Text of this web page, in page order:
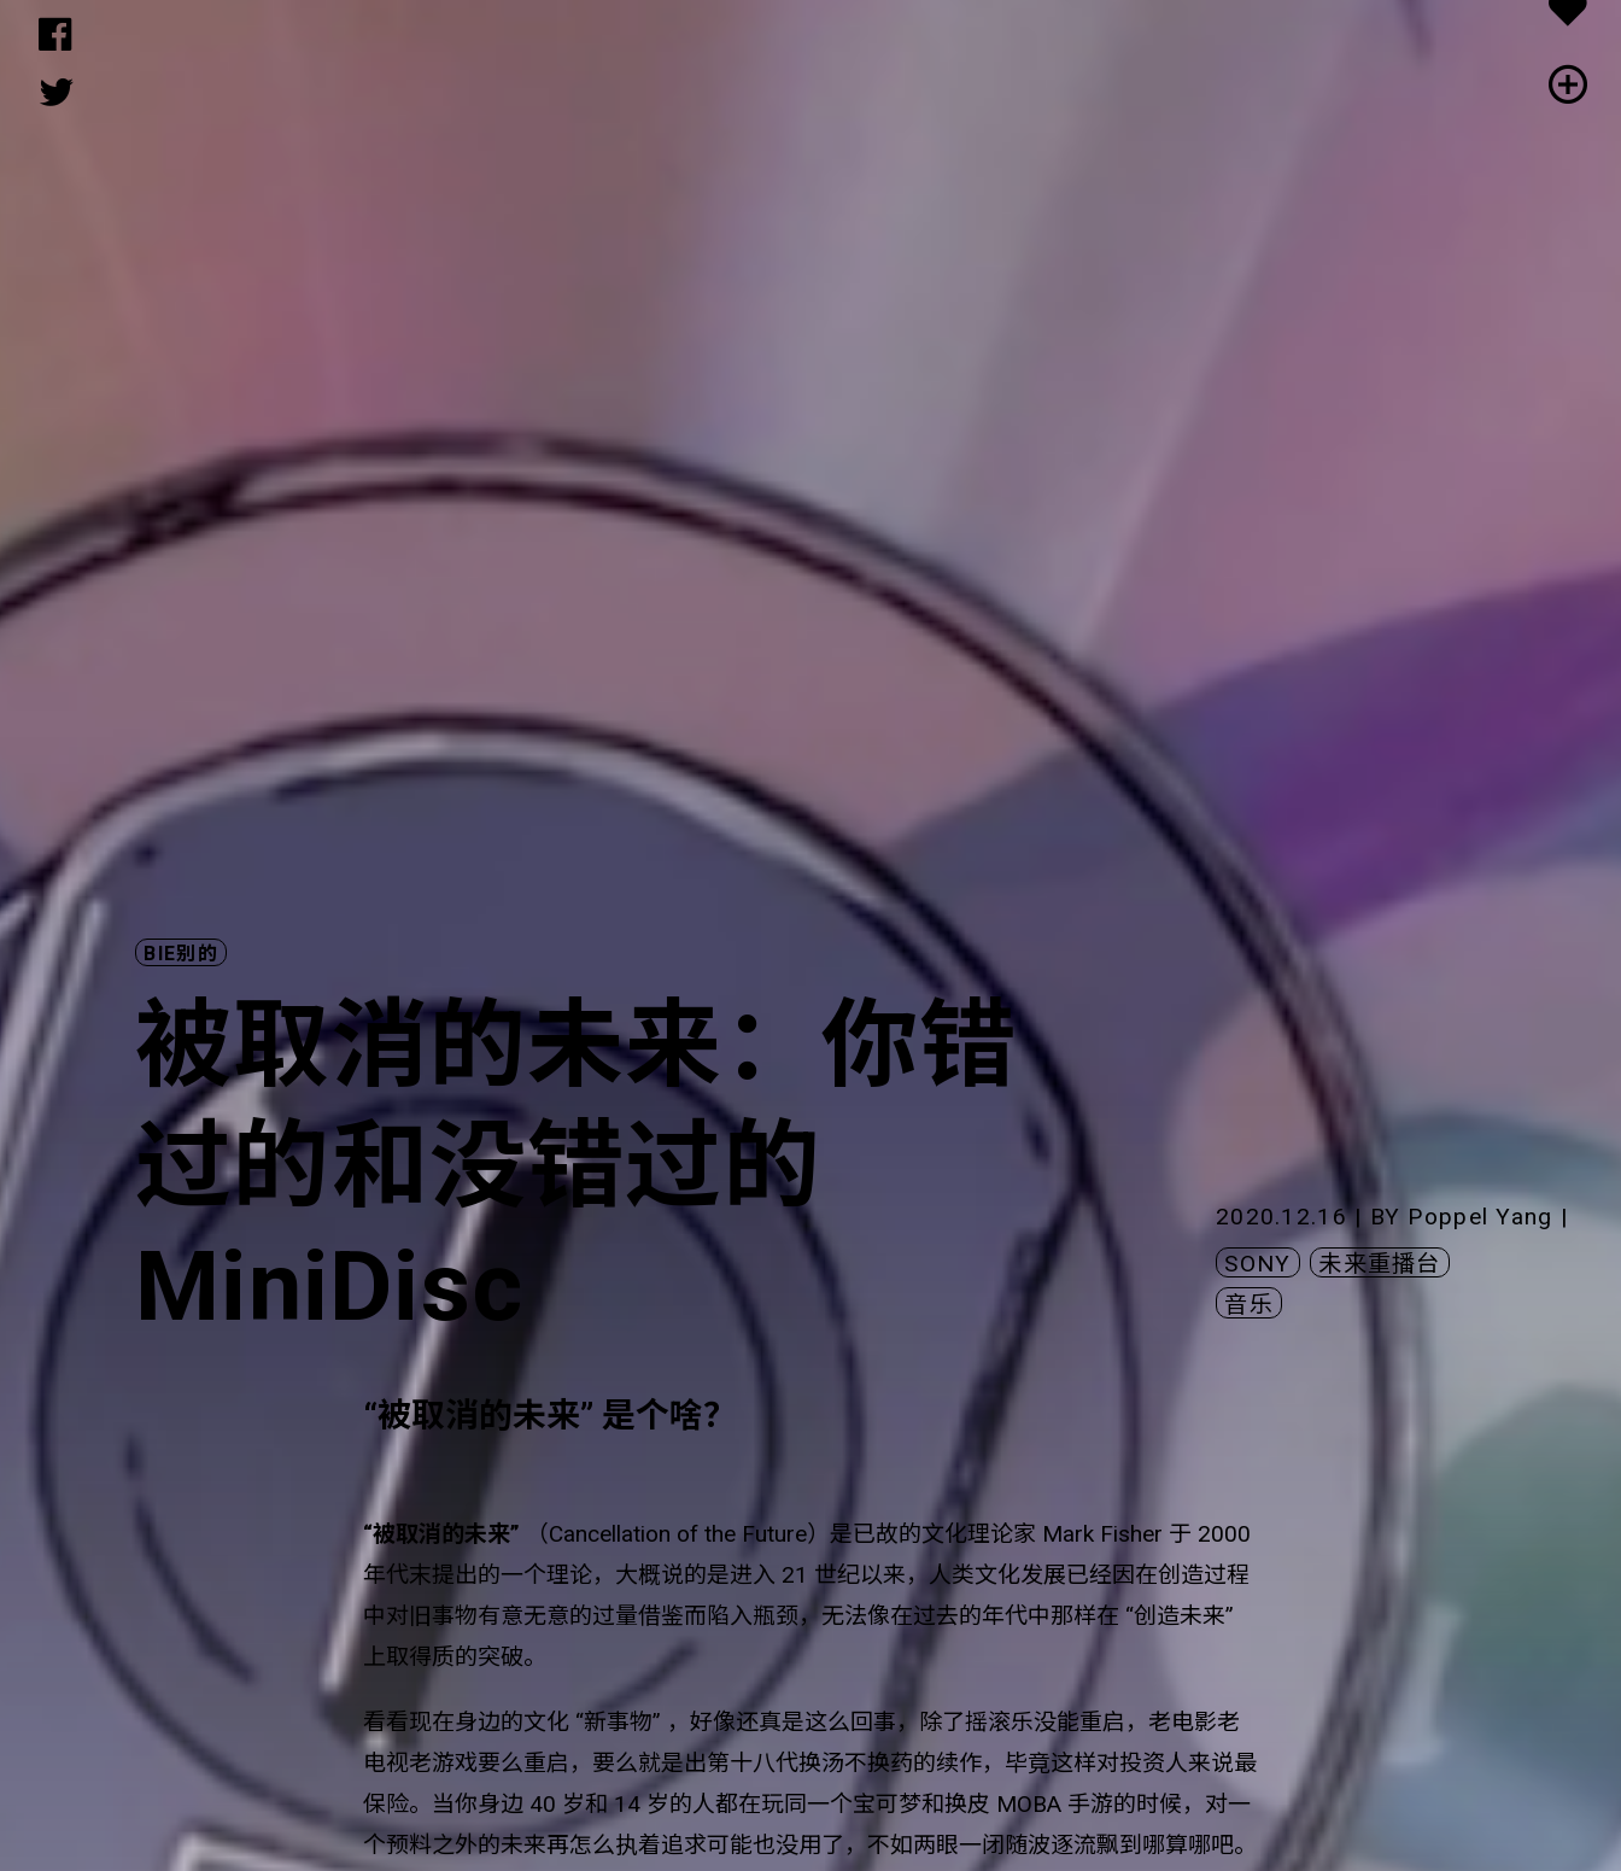
BIE别的
被取消的未来：你错
过的和没错过的
MiniDisc
2020.12.16 | BY Poppel Yang |
SONY
未来重播台
音乐
“被取消的未来” 是个啥？
“被取消的未来” （Cancellation of the Future）是已故的文化理论家 Mark Fisher 于 2000
年代末提出的一个理论，大概说的是进入 21 世纪以来，人类文化发展已经因在创造过程
中对旧事物有意无意的过量借鉴而陷入瓶颈，无法像在过去的年代中那样在 “创造未来”
上取得质的突破。
看看现在身边的文化 “新事物” ，好像还真是这么回事，除了摇滚乐没能重启，老电影老
电视老游戏要么重启，要么就是出第十八代换汤不换药的续作，毕竟这样对投资人来说最
保险。当你身边 40 岁和 14 岁的人都在玩同一个宝可梦和换皮 MOBA 手游的时候，对一
个预料之外的未来再怎么执着追求可能也没用了，不如两眼一闭随波逐流飘到哪算哪吧。